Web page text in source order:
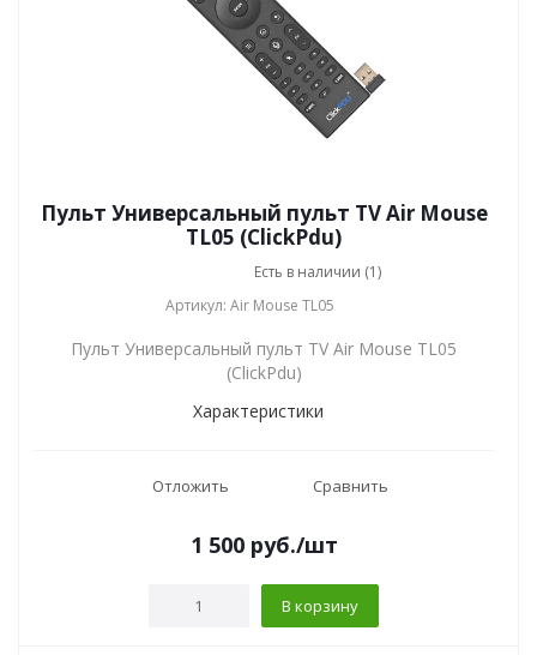
Пульт Универсальный пульт TV Air Mouse
TL05 (ClickPdu)
Есть в наличии (1)
Артикул: Air Mouse TL05
Пульт Универсальный пульт TV Air Mouse TL05
(ClickPdu)
Характеристики
Отложить Сравнить
1 500 руб./шт
В корзину